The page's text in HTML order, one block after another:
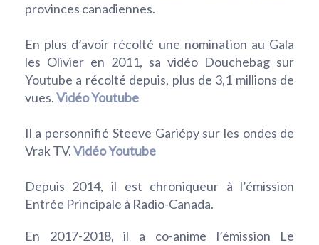
provinces canadiennes.
En plus d’avoir récolté une nomination au Gala
les Olivier en 2011, sa vidéo Douchebag sur
Youtube a récolté depuis, plus de 3,1 millions de
vues.Vidéo Youtube
Il a personnifié Steeve Gariépy sur les ondes de
Vrak TV.Vidéo Youtube
Depuis 2014, il est chroniqueur à l’émission
Entrée Principale à Radio-Canada.
En 2017-2018, il a co-anime l’émission Le